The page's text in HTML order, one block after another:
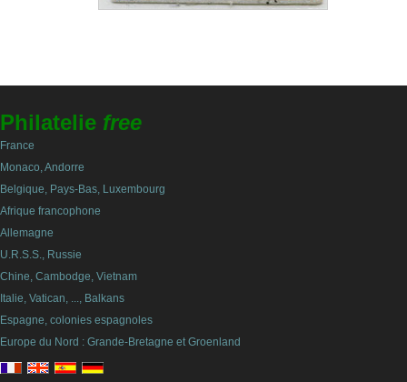
Philatelie free
France
Monaco, Andorre
Belgique, Pays-Bas, Luxembourg
Afrique francophone
Allemagne
U.R.S.S., Russie
Chine, Cambodge, Vietnam
Italie, Vatican, ..., Balkans
Espagne, colonies espagnoles
Europe du Nord : Grande-Bretagne et Groenland